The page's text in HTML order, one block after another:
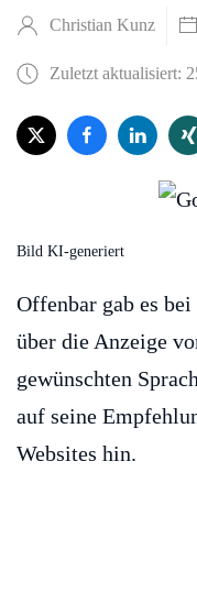
Christian Kunz
Zuletzt aktualisiert:
Bild KI-generiert
Offenbar gab es
über die Anzeige
gewünschten
auf seine
Websites hin.